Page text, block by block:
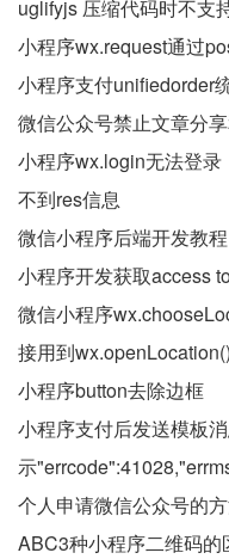
uglifyjs 压缩代码时不支
小程序wx.request通过
小程序支付unifiedorder
微信公众号禁止文章分
小程序wx.login无法登
不到res信息
微信小程序后端开发教程
小程序开发获取access
微信小程序
接用到wx.openLocation()
小程序button去除边框
小程序支付后发送模板
示
个人申请微信公众号的
ABC3种小程序二维码